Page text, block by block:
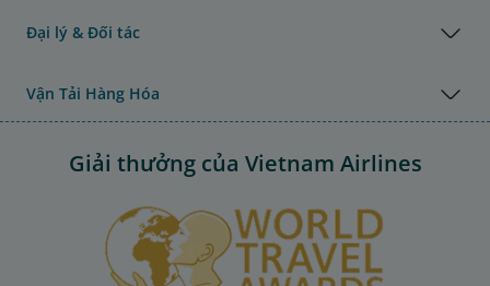
Đại lý & Đối tác
Vận Tải Hàng Hóa
Giải thưởng của Vietnam Airlines